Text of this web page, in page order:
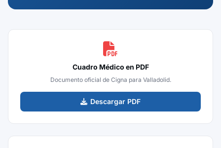
Cuadro Médico en PDF
Documento oficial de Cigna para Valladolid.
Descargar PDF